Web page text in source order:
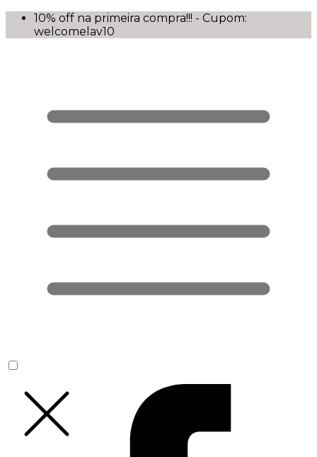
10% off na primeira compra!!! - Cupom:
welcomelav10